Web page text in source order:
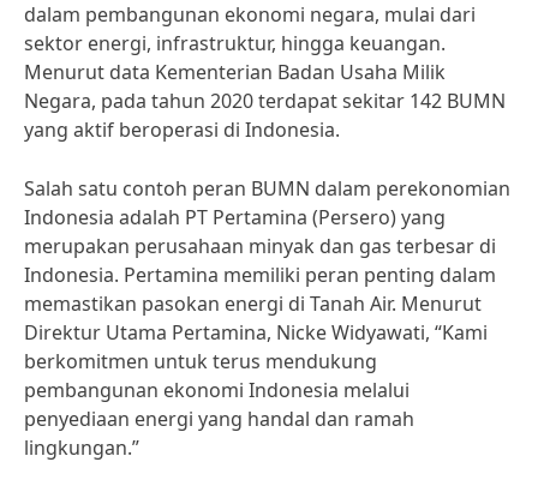
dalam pembangunan ekonomi negara, mulai dari
sektor energi, infrastruktur, hingga keuangan.
Menurut data Kementerian Badan Usaha Milik
Negara, pada tahun 2020 terdapat sekitar 142 BUMN
yang aktif beroperasi di Indonesia.
Salah satu contoh peran BUMN dalam perekonomian
Indonesia adalah PT Pertamina (Persero) yang
merupakan perusahaan minyak dan gas terbesar di
Indonesia. Pertamina memiliki peran penting dalam
memastikan pasokan energi di Tanah Air. Menurut
Direktur Utama Pertamina, Nicke Widyawati, “Kami
berkomitmen untuk terus mendukung
pembangunan ekonomi Indonesia melalui
penyediaan energi yang handal dan ramah
lingkungan.”